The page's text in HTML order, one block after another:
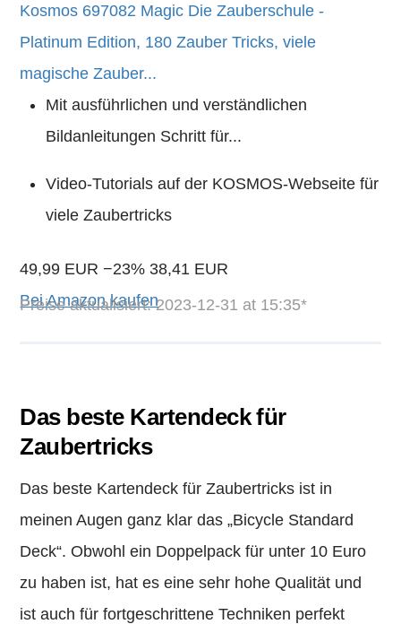
Kosmos 697082 Magic Die Zauberschule -
Platinum Edition, 180 Zauber Tricks, viele
magische Zauber...
Mit ausführlichen und verständlichen
Bildanleitungen Schritt für...
Video-Tutorials auf der KOSMOS-Webseite für
viele Zaubertricks
49,99 EUR −23% 38,41 EUR
Bei Amazon kaufen
Preise aktualisiert: 2023-12-31 at 15:35*
Das beste Kartendeck für
Zaubertricks
Das beste Kartendeck für Zaubertricks ist in
meinen Augen ganz klar das „Bicycle Standard
Deck“. Obwohl ein Doppelpack für unter 10 Euro
zu haben ist, hat es eine sehr hohe Qualität und
ist auch für fortgeschrittene Techniken perfekt